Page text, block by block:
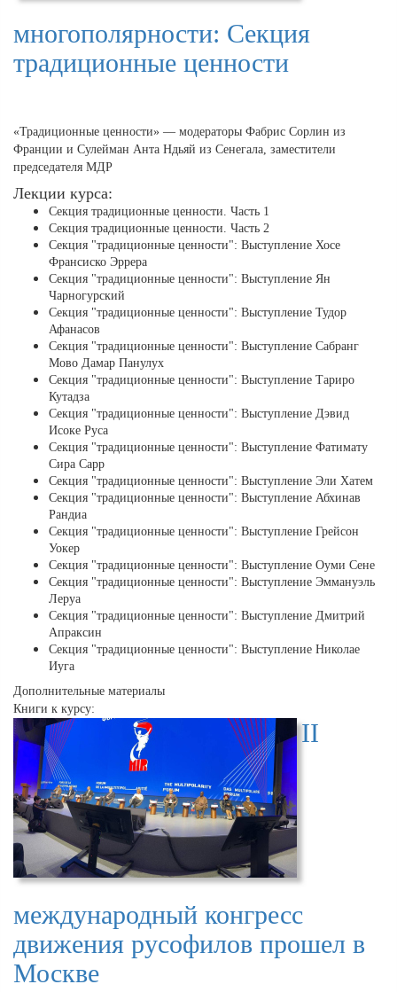
многополярности: Секция
традиционные ценности
«Традиционные ценности» — модераторы Фабрис Сорлин из
Франции и Сулейман Анта Ндьяй из Сенегала, заместители
председателя МДР
Лекции курса:
Секция традиционные ценности. Часть 1
Секция традиционные ценности. Часть 2
Секция "традиционные ценности": Выступление Хосе
Франсиско Эррера
Секция "традиционные ценности": Выступление Ян
Чарногурский
Секция "традиционные ценности": Выступление Тудор
Афанасов
Секция "традиционные ценности": Выступление Сабранг
Мово Дамар Панулух
Секция "традиционные ценности": Выступление Тариро
Кутадза
Секция "традиционные ценности": Выступление Дэвид
Исоке Руса
Секция "традиционные ценности": Выступление Фатимату
Сира Сарр
Секция "традиционные ценности": Выступление Эли Хатем
Секция "традиционные ценности": Выступление Абхинав
Рандиа
Секция "традиционные ценности": Выступление Грейсон
Уокер
Секция "традиционные ценности": Выступление Оуми Сене
Секция "традиционные ценности": Выступление Эммануэль
Леруа
Секция "традиционные ценности": Выступление Дмитрий
Апраксин
Секция "традиционные ценности": Выступление Николае
Иуга
Дополнительные материалы
Книги к курсу:
II
международный конгресс
движения русофилов прошел в
Москве